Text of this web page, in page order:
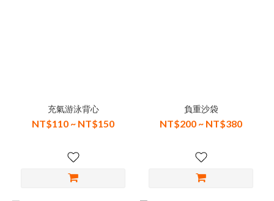
充氣游泳背心
NT$110 ~ NT$150
負重沙袋
NT$200 ~ NT$380